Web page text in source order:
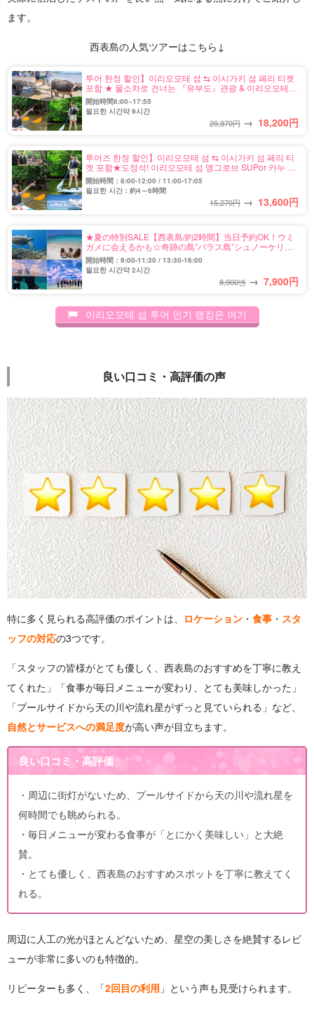
ます。
西表島の人気ツアーはこちら↓
투어 한정 할인】이리오모테 섬 ⇆ 이시가키 섬 페리 티켓
포함 ★ 물소차로 건너는 『유부도』관광 & 이리오모테
섬 정글 SUPor 카누 투어 ★ 사진 무료 (No.546)
開始時間8:00~17:55
필요한 시간약 9시간
20,370円 → 18,200円
투어즈 한정 할인】이리오모테 섬 ⇆ 이시가키 섬 페리 티
켓 포함★도정석! 이리오모테 섬 맹그로브 SUPor 카누 반
나절 코스★사진 무료 (No.559)
開始時間：8:00-12:00 / 11:00-17:05
필요한 시간：約4～6時間
15,270円 → 13,600円
★夏の特別SALE【西表島/約2時間】当日予約OK！ウミ
ガメに会えるかも☆奇跡の島”バラス島”シュノーケリン
グツアー★写真無料＆送迎付き（No.122）
開始時間：9:00-11:30 / 13:30-16:00
필요한 시간약 2시간
8,900엔 → 7,900円
이리오모테 섬 투어 인기 랭킹은 여기
良い口コミ・高評価の声
特に多く見られる高評価のポイントは、 ロケーション ・ 食事 ・ スタ
ッフの対応の3つです。
「スタッフの皆様がとても優しく、西表島のおすすめを丁寧に教え
てくれた」「食事が毎日メニューが変わり、とても美味しかった」
「プールサイドから天の川や流れ星がずっと見ていられる」など、
自然とサービスへの満足度が高い声が目立ちます。
良い口コミ・高評価
・周辺に街灯がないため、プールサイドから天の川や流れ星を
何時間でも眺められる。
・毎日メニューが変わる食事が「とにかく美味しい」と大絶
賛。
・とても優しく、西表島のおすすめスポットを丁寧に教えてく
れる。
周辺に人工の光がほとんどないため、星空の美しさを絶賛するレビ
ューが非常に多いのも特徴的。
リピーターも多く、「2回目の利用 」という声も見受けられます。